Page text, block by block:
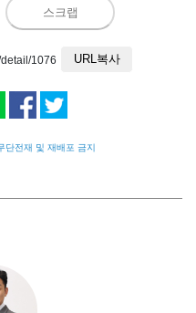
스크랩
1076 URL복사
단전재 및 재배포 금지